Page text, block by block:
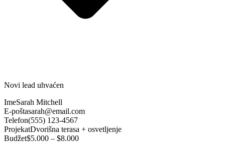
Novi lead uhvaćen
ImeSarah Mitchell
E-poštasarah@email.com
Telefon(555) 123-4567
ProjekatDvorišna terasa + osvetljenje
Budžet$5.000 – $8.000